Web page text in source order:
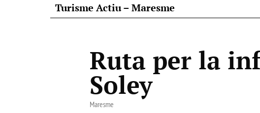
Turisme Actiu – Maresme
Ruta per la
Soley
Maresme